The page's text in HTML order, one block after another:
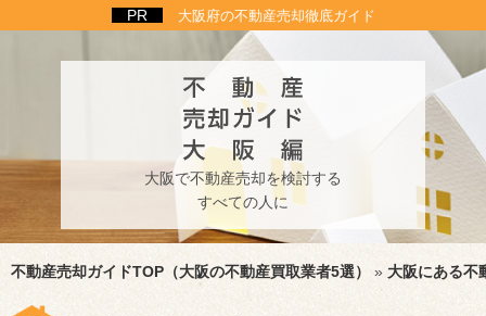
大阪府の不動産売却徹底ガイド
大阪で不動産売却を検討する
すべての人に
不動産売却ガイドTOP（大阪の不動産買取業者5選） » 大阪にある不